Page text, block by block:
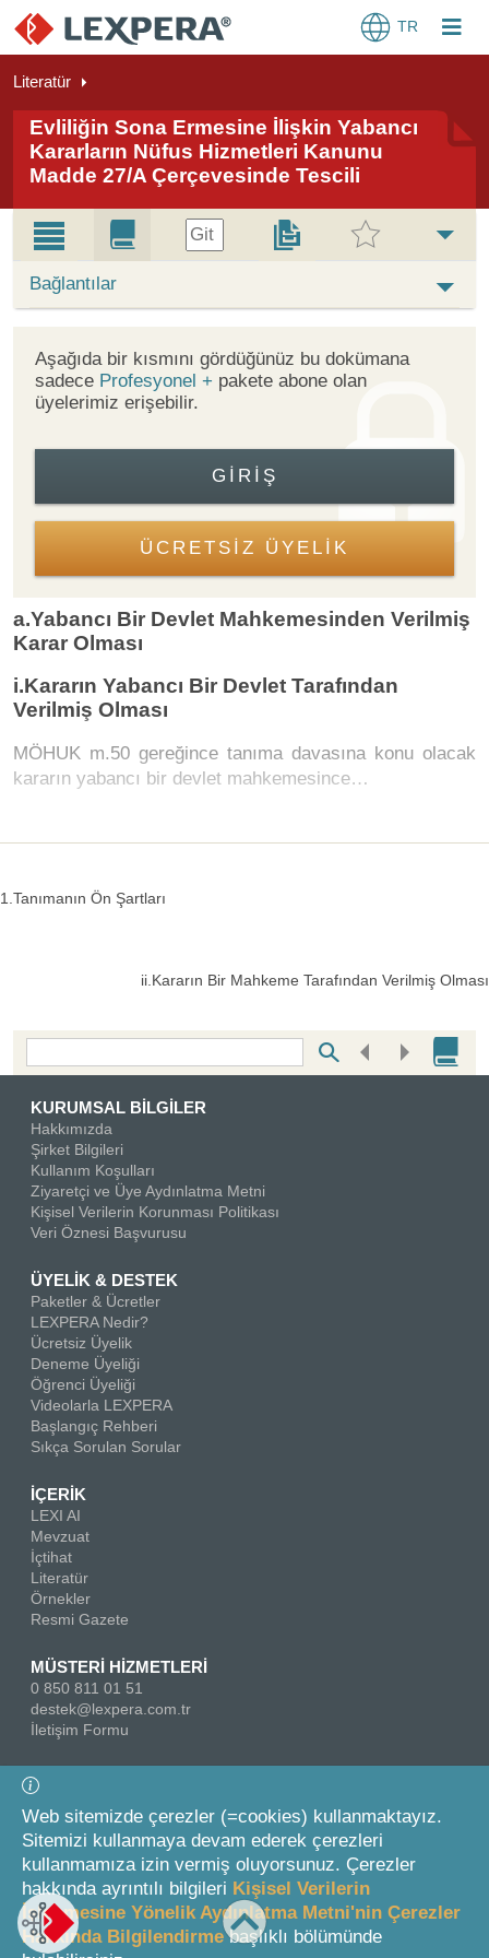
TR
Literatür
Evliliğin Sona Ermesine İlişkin Yabancı
Kararların Nüfus Hizmetleri Kanunu
Madde 27/A Çerçevesinde Tescili
Git
Bağlantılar
Aşağıda bir kısmını gördüğünüz bu dokümana
sadece Profesyonel + pakete abone olan
üyelerimiz erişebilir.
GIRIŞ
ÜCRETSİZ ÜYELİK
a.Yabancı Bir Devlet Mahkemesinden Verilmiş
Karar Olması
i.Kararın Yabancı Bir Devlet Tarafından
Verilmiş Olması
MÖHUK m.50 gereğince tanıma davasına konu olacak
kararın yabancı bir devlet mahkemesince…
1.Tanımanın Ön Şartları
ii.Kararın Bir Mahkeme Tarafından Verilmiş Olması
Bottom Search Toolbar Highlight Text
KURUMSAL BİLGİLER
Hakkımızda
Şirket Bilgileri
Kullanım Koşulları
Ziyaretçi ve Üye Aydınlatma Metni
Kişisel Verilerin Korunması Politikası
Veri Öznesi Başvurusu
ÜYELİK & DESTEK
Paketler & Ücretler
LEXPERA Nedir?
Ücretsiz Üyelik
Deneme Üyeliği
Öğrenci Üyeliği
Videolarla LEXPERA
Başlangıç Rehberi
Sıkça Sorulan Sorular
İÇERİK
LEXI AI
Mevzuat
İçtihat
Literatür
Örnekler
Resmi Gazete
MÜSTERİ HİZMETLERİ
0 850 811 01 51
destek@lexpera.com.tr
İletişim Formu
Bizi Takip Edin
© 2026 On İki Levha Yayıncılık A.Ş.
Web sitemizde çerezler (=cookies) kullanmaktayız.
Sitemizi kullanmaya devam ederek çerezleri
kullanmamıza izin vermiş oluyorsunuz. Çerezler
hakkında ayrıntılı bilgileri Kişisel Verilerin
İşlenmesine Yönelik Aydınlatma Metni'nin Çerezler
Hakkında Bilgilendirmebaşlıklı bölümünde